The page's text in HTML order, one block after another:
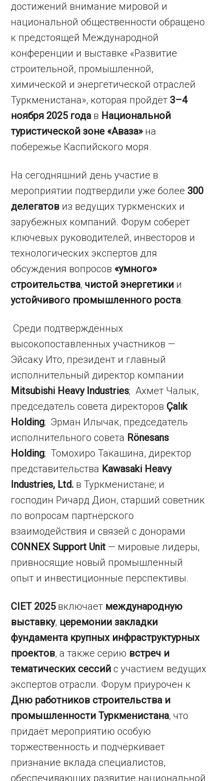
достижений внимание мировой и
национальной общественности обращено
к предстоящей Международной
конференции и выставке «Развитие
строительной, промышленной,
химической и энергетической отраслей
Туркменистана», которая пройдёт 3–4
ноября 2025 годав Национальной
туристической зоне «Аваза»на
побережье Каспийского моря.
На сегодняшний день участие в
мероприятии подтвердили уже более 300
делегатов из ведущих туркменских и
зарубежных компаний. Форум соберёт
ключевых руководителей, инвесторов и
технологических экспертов для
обсуждения вопросов «умного»
строительства, чистой энергетики и
устойчивого промышленного роста.
Среди подтверждённых
высокопоставленных участников —
Эйсаку Ито, президент и главный
исполнительный директор компании
Mitsubishi Heavy Industries; Ахмет Чалык,
председатель совета директоров Çalık
Holding; Эрман Илычак, председатель
исполнительного совета Rönesans
Holding; Томохиро Такашина, директор
представительства Kawasaki Heavy
Industries, Ltd. в Туркменистане; и
господин Ричард Дион, старший советник
по вопросам партнёрского
взаимодействия и связей с донорами
CONNEX Support Unit — мировые лидеры,
привносящие новый промышленный
опыт и инвестиционные перспективы.
CIET 2025включает международную
выставку, церемонии закладки
фундамента крупных инфраструктурных
проектов, а также серию встреч и
тематических сессий с участием ведущих
экспертов отрасли. Форум приурочен к
Дню работников строительства и
промышленности Туркменистана, что
придаёт мероприятию особую
торжественность и подчёркивает
признание вклада специалистов,
обеспечивающих развитие национальной